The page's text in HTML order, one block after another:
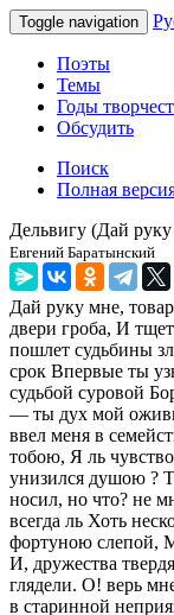
Toggle navigation
Поэты
Темы
Годы
Обсудить
Поиск
Полная
Дельвигу (Дай
Евгений Баратынский
Дай руку мне,
двери гроба, И
пошлет судьбины
срок Впервые ты
судьбой суровой
— ты дух мой
ввел меня в
тобою, Я ль
унизился душою ?
носил, но что? не
всегда ль Хоть
фортуною слепой,
И, дружества
глядели. О! верь
в старинной